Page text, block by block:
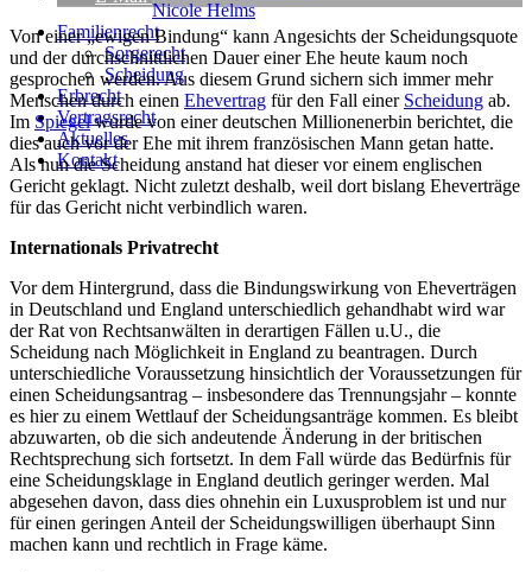
Nicole Helms
Familienrecht
Sorgerecht
Scheidung
Erbrecht
Vertragsrecht
Aktuelles
Kontakt
Von einer „ewigen Bindung“ kann Angesichts der Scheidungsquote
und der durchschnittlichen Dauer einer Ehe heute kaum noch
gesprochen werden. Aus diesem Grund sichern sich immer mehr
Menschen durch einen Ehevertrag für den Fall einer Scheidung ab.
Im Spiegelwurde von einer deutschen Millionenerbin berichtet, die
dies auch vor der Ehe mit ihrem französischen Mann getan hatte.
Als nun die Scheidung anstand hat dieser vor einem englischen
Gericht geklagt. Nicht zuletzt deshalb, weil dort bislang Eheverträge
für das Gericht nicht verbindlich waren.
Internationals Privatrecht
Vor dem Hintergrund, dass die Bindungswirkung von Eheverträgen
in Deutschland und England unterschiedlich gehandhabt wird war
der Rat von Rechtsanwälten in derartigen Fällen u.U., die
Scheidung nach Möglichkeit in England zu beantragen. Durch
unterschiedliche Voraussetzung hinsichtlich der Voraussetzungen für
einen Scheidungsantrag – insbesondere das Trennungsjahr – konnte
es hier zu einem Wettlauf der Scheidungsanträge kommen. Es bleibt
abzuwarten, ob die sich andeutende Änderung in der britischen
Rechtsprechung sich fortsetzt. In dem Fall würde das Bedürfnis für
eine Scheidungsklage in England deutlich geringer werden. Mal
abgesehen davon, dass dies ohnehin ein Luxusproblem ist und nur
für einen geringen Anteil der Scheidungswilligen überhaupt Sinn
machen kann und rechtlich in Frage käme.